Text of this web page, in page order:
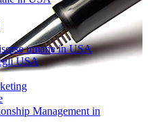
umane in USA
USA
Management in